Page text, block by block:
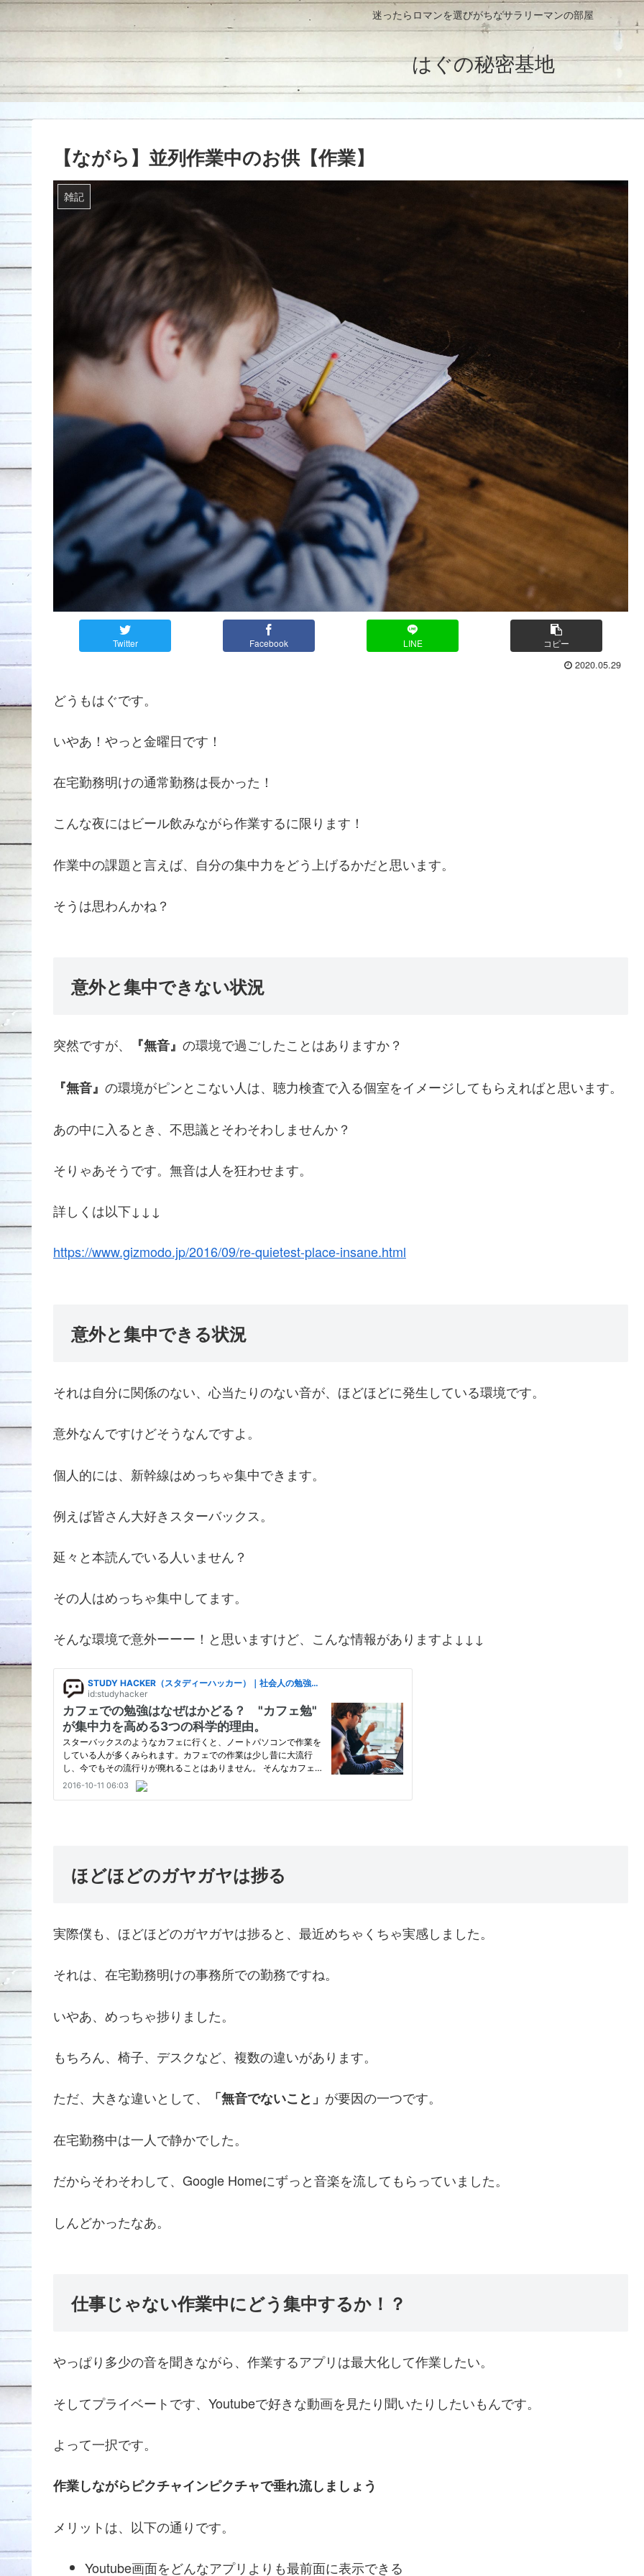
迷ったらロマンを選びがちなサラリーマンの部屋
はぐの秘密基地
【ながら】並列作業中のお供【作業】
雑記
Twitter Facebook LINE コピー
2020.05.29
どうもはぐです。
いやあ！やっと金曜日です！
在宅勤務明けの通常勤務は長かった！
こんな夜にはビール飲みながら作業するに限ります！
作業中の課題と言えば、自分の集中力をどう上げるかだと思います。
そうは思わんかね？
意外と集中できない状況
突然ですが、 『無音』 の環境で過ごしたことはありますか？
『無音』 の環境がピンとこない人は、聴力検査で入る個室をイメージしてもらえればと思います。
あの中に入るとき、不思議とそわそわしませんか？
そりゃあそうです。無音は人を狂わせます。
詳しくは以下↓↓↓
https://www.gizmodo.jp/2016/09/re-quietest-place-insane.html
意外と集中できる状況
それは自分に関係のない、心当たりのない音が、ほどほどに発生している環境です。
意外なんですけどそうなんですよ。
個人的には、新幹線はめっちゃ集中できます。
例えば皆さん大好きスターバックス。
延々と本読んでいる人いません？
その人はめっちゃ集中してます。
そんな環境で意外ーーー！と思いますけど、こんな情報がありますよ↓↓↓
ほどほどのガヤガヤは捗る
実際僕も、ほどほどのガヤガヤは捗ると、最近めちゃくちゃ実感しました。
それは、在宅勤務明けの事務所での勤務ですね。
いやあ、めっちゃ捗りました。
もちろん、椅子、デスクなど、複数の違いがあります。
ただ、大きな違いとして、 「無音でないこと」 が要因の一つです。
在宅勤務中は一人で静かでした。
だからそわそわして、Google Homeにずっと音楽を流してもらっていました。
しんどかったなあ。
仕事じゃない作業中にどう集中するか！？
やっぱり多少の音を聞きながら、作業するアプリは最大化して作業したい。
そしてプライベートです、Youtubeで好きな動画を見たり聞いたりしたいもんです。
よって一択です。
作業しながらピクチャインピクチャで垂れ流しましょう
メリットは、以下の通りです。
Youtube画面をどんなアプリよりも最前面に表示できる